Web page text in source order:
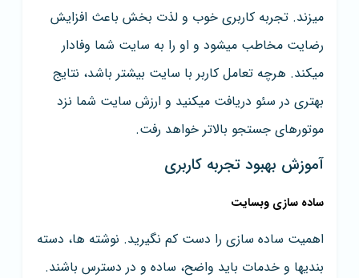
میزند. تجربه کاربری خوب و لذت بخش باعث افزایش
رضایت مخاطب میشود و او را به سایت شما وفادار
میکند. هرچه تعامل کاربر با سایت بیشتر باشد، نتایج
بهتری در سئو دریافت میکنید و ارزش سایت شما نزد
موتورهای جستجو بالاتر خواهد رفت.
آموزش بهبود تجربه کاربری
ساده سازی وبسایت
اهمیت ساده سازی را دست کم نگیرید. نوشته ها، دسته
بندیها و خدمات باید واضح، ساده و در دسترس باشند.